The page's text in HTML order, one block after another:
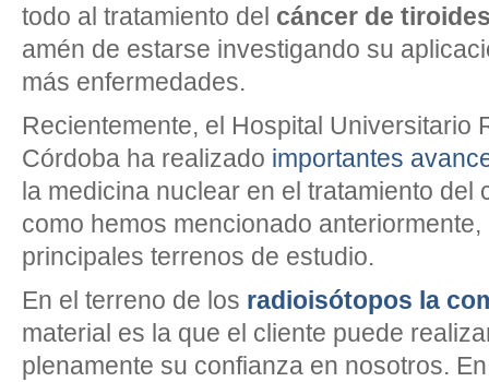
todo al tratamiento del cáncer de
amén de estarse investigando su
más enfermedades.
Recientemente, el Hospital Universitario
Córdoba ha realizado importantes
la medicina nuclear en el tratamiento del
como hemos mencionado
principales terrenos de estudio.
En el terreno de los radioisótopos la
material es la que el cliente puede
plenamente su confianza en nosotros.